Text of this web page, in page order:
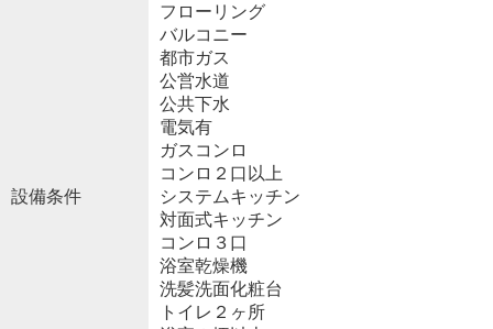
設備条件
フローリング
バルコニー
都市ガス
公営水道
公共下水
電気有
ガスコンロ
コンロ２口以上
システムキッチン
対面式キッチン
コンロ３口
浴室乾燥機
洗髪洗面化粧台
トイレ２ヶ所